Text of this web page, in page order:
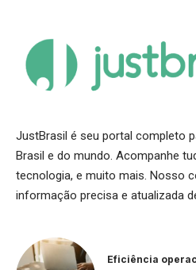
JustBrasil é seu portal completo
Brasil e do mundo. Acompanhe
tecnologia, e muito mais. Nosso
informação precisa e atualizada
Eficiência